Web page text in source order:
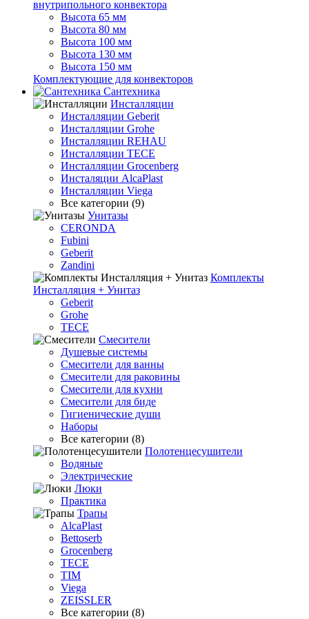
внутрипольного конвектора
Высота 65 мм
Высота 80 мм
Высота 100 мм
Высота 130 мм
Высота 150 мм
Комплектующие для конвекторов
Сантехника
Инсталляции
Инсталляции Geberit
Инсталляции Grohe
Инсталляции REHAU
Инсталляции TECE
Инсталляции Grocenberg
Инсталяции AlcaPlast
Инсталляции Viega
Все категории (9)
Унитазы
CERONDA
Fubini
Geberit
Zandini
Комплекты
Инсталляция + Унитаз
Geberit
Grohe
TECE
Смесители
Душевые системы
Смесители для ванны
Смесители для раковины
Смесители для кухни
Смесители для биде
Гигиенические души
Наборы
Все категории (8)
Полотенцесушители
Водяные
Электрические
Люки
Практика
Трапы
AlcaPlast
Bettoserb
Grocenberg
TECE
TIM
Viega
ZEISSLER
Все категории (8)